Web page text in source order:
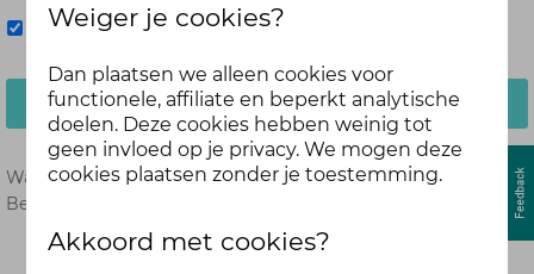
Mij onthouden
Inloggen
Wachtwoord vergeten? Hier opnieuw instellen.
Ben je nog geen deelnemer?
Weiger je cookies?
Dan plaatsen we alleen cookies voor
functionele, affiliate en beperkt analytische
doelen. Deze cookies hebben weinig tot
geen invloed op je privacy. We mogen deze
cookies plaatsen zonder je toestemming.
Akkoord met cookies?